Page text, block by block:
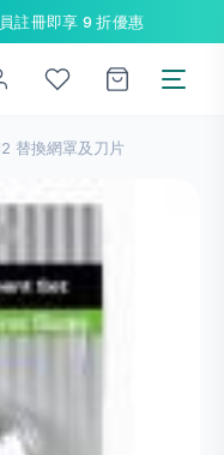
註冊即享 9 折優惠
替換網罩及刀片